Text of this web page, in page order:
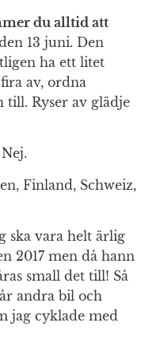
du alltid att
13 juni. Den
ha ett litet
av, ordna
till. Ryser av glädje
Nej.
Finland, Schweiz,
ska vara helt ärlig
2017 men då hann
small det till! Så
andra bil och
jag cyklade med